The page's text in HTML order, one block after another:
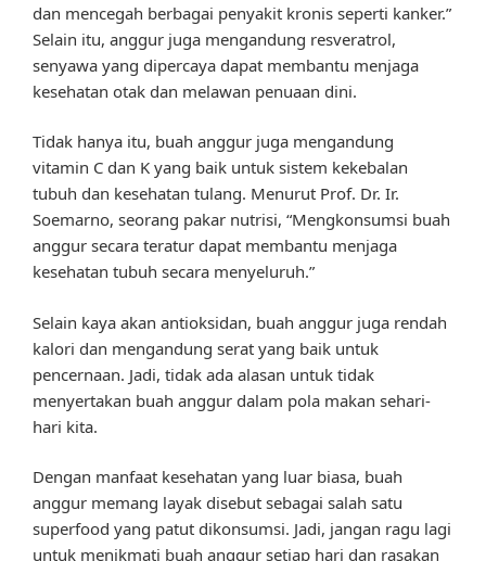
dan mencegah berbagai penyakit kronis seperti kanker.”
Selain itu, anggur juga mengandung resveratrol,
senyawa yang dipercaya dapat membantu menjaga
kesehatan otak dan melawan penuaan dini.
Tidak hanya itu, buah anggur juga mengandung
vitamin C dan K yang baik untuk sistem kekebalan
tubuh dan kesehatan tulang. Menurut Prof. Dr. Ir.
Soemarno, seorang pakar nutrisi, “Mengkonsumsi buah
anggur secara teratur dapat membantu menjaga
kesehatan tubuh secara menyeluruh.”
Selain kaya akan antioksidan, buah anggur juga rendah
kalori dan mengandung serat yang baik untuk
pencernaan. Jadi, tidak ada alasan untuk tidak
menyertakan buah anggur dalam pola makan sehari-
hari kita.
Dengan manfaat kesehatan yang luar biasa, buah
anggur memang layak disebut sebagai salah satu
superfood yang patut dikonsumsi. Jadi, jangan ragu lagi
untuk menikmati buah anggur setiap hari dan rasakan